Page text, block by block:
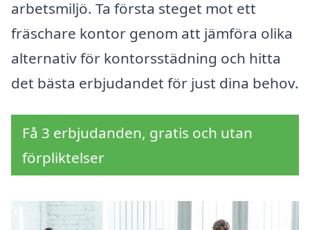
arbetsmiljö. Ta första steget mot ett
fräschare kontor genom att jämföra olika
alternativ för kontorsstädning och hitta
det bästa erbjudandet för just dina behov.
Få 3 erbjudanden, gratis och utan
förpliktelser